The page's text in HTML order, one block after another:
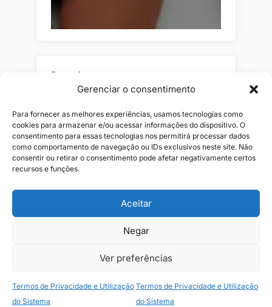
Gerenciar o consentimento
Para fornecer as melhores experiências, usamos tecnologias como
cookies para armazenar e/ou acessar informações do dispositivo. O
consentimento para essas tecnologias nos permitirá processar dados
como comportamento de navegação ou IDs exclusivos neste site. Não
consentir ou retirar o consentimento pode afetar negativamente certos
recursos e funções.
Aceitar
Negar
Ver preferências
Termos de Privacidade e Utilização
do Sistema
Termos de Privacidade e Utilização
do Sistema
Pesquisar
Combos
Jeans Kits Masculino
Copyright © 2026 JR1 Shopping.
Theme: Oceanly Green byScriptsTown